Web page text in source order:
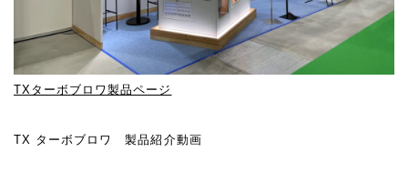
TXターボブロワ製品ページ
TX ターボブロワ 製品紹介動画